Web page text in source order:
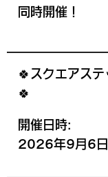
同時開催！
🍀スクエアス
🍀
開催日時:
2026年9月6日